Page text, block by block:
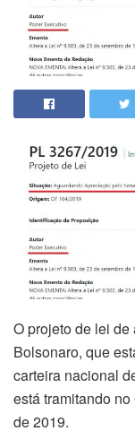
O projeto de lei
Bolsonaro, que
carteira nacional
está tramitando
de 2019.